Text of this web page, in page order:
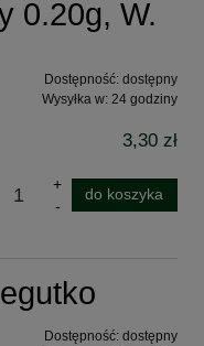
0.20g, W.
Dostępność: dostępny
Wysyłka w: 24 godziny
3,30 zł
do koszyka
Dostępność: dostępny